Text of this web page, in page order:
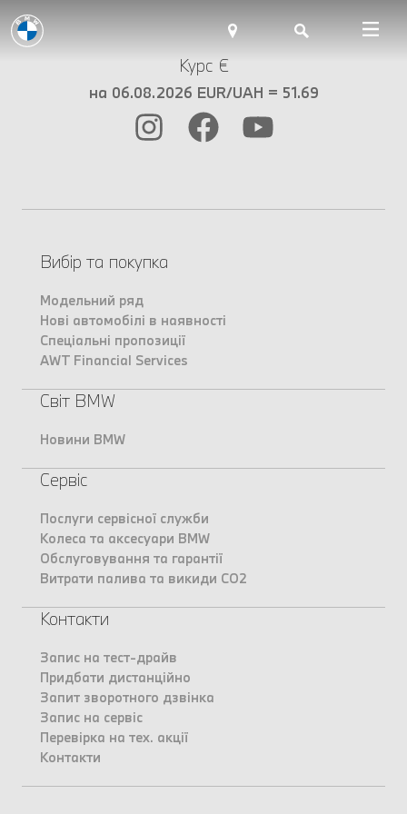
Курс €
на 06.08.2026 EUR/UAH = 51.69
Вибір та покупка
Модельний ряд
Нові автомобілі в наявності
Спеціальні пропозиції
AWT Financial Services
Світ BMW
Новини BMW
Сервіс
Послуги сервісної служби
Колеса та аксесуари BMW
Обслуговування та гарантії
Витрати палива та викиди CO2
Контакти
Запис на тест-драйв
Придбати дистанційно
Запит зворотного дзвінка
Запис на сервіс
Перевірка на тех. акції
Контакти